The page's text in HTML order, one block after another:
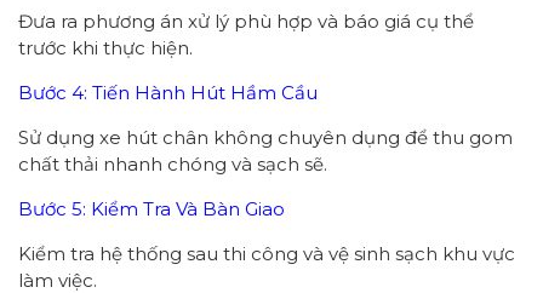
Đưa ra phương án xử lý phù hợp và báo giá cụ thể
trước khi thực hiện.
Bước 4: Tiến Hành Hút Hầm Cầu
Sử dụng xe hút chân không chuyên dụng để thu gom
chất thải nhanh chóng và sạch sẽ.
Bước 5: Kiểm Tra Và Bàn Giao
Kiểm tra hệ thống sau thi công và vệ sinh sạch khu vực
làm việc.